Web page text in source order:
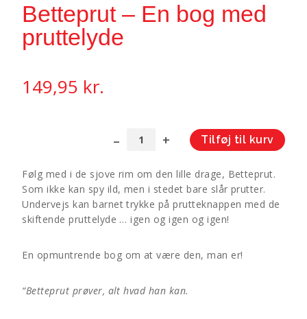
Betteprut – En bog med
pruttelyde
149,95 kr.
Betteprut
En
bog
med
pruttelyde
Tilføj til kurv
A
Følg med i de sjove rim om den lille drage, Betteprut.
Som ikke kan spy ild, men i stedet bare slår prutter.
Undervejs kan barnet trykke på prutteknappen med de
skiftende pruttelyde … igen og igen og igen!
En opmuntrende bog om at være den, man er!
“Betteprut prøver, alt hvad han kan.